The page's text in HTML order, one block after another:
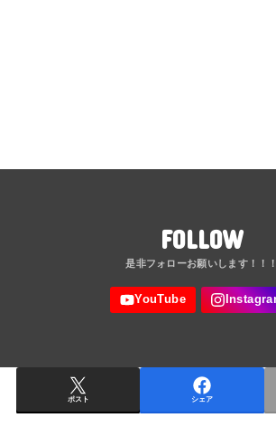
FOLLOW
ポスト シェア